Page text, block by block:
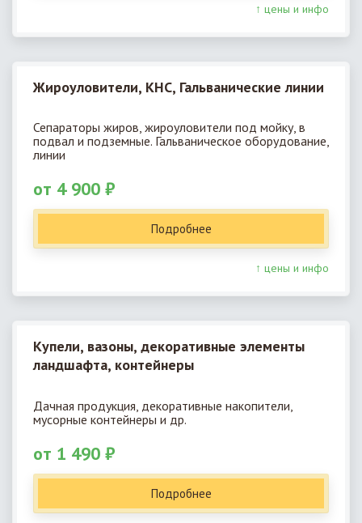
↑ цены и инфо
Жироуловители, КНС, Гальванические линии
Сепараторы жиров, жироуловители под мойку, в
подвал и подземные. Гальваническое оборудование,
линии
от 4 900 ₽
Подробнее
↑ цены и инфо
Купели, вазоны, декоративные элементы
ландшафта, контейнеры
Дачная продукция, декоративные накопители,
мусорные контейнеры и др.
от 1 490 ₽
Подробнее